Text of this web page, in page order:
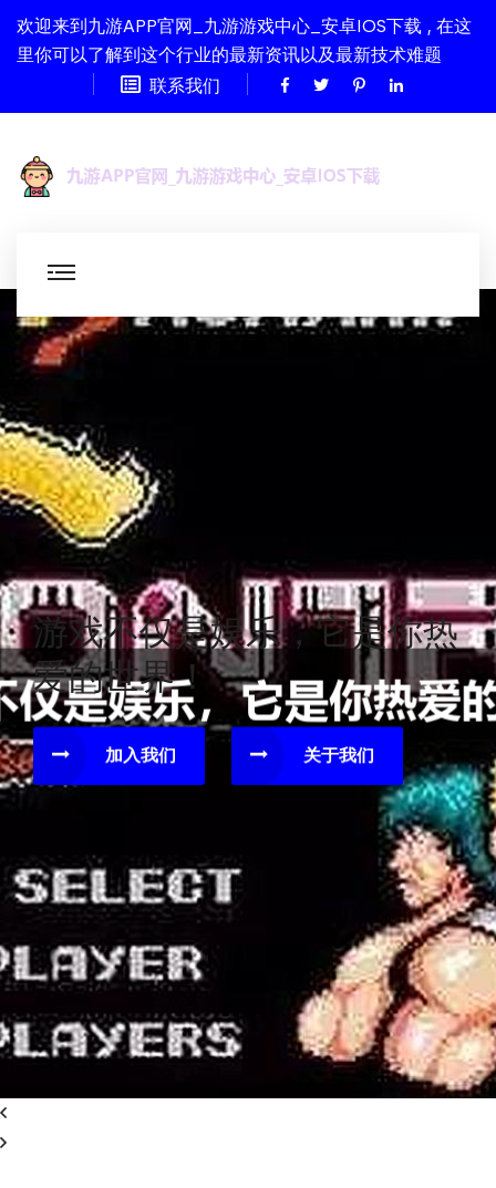
欢迎来到九游APP官网_九游游戏中心_安卓IOS下载 , 在这
里你可以了解到这个行业的最新资讯以及最新技术难题
联系我们
游戏不仅是娱乐，它是你热
爱的世界！
加入我们 关于我们